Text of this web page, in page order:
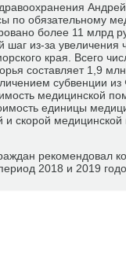
по обязательному
более 11 млрд
из-за увеличения
края. Всего
составляет 1,9
субвенции
медицинской
единицы
скорой
рекомендовал
2018 и 2019